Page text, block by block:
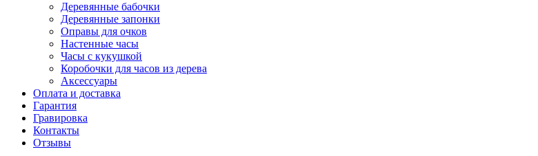
Деревянные бабочки
Деревянные запонки
Оправы для очков
Настенные часы
Часы с кукушкой
Коробочки для часов из дерева
Аксессуары
Оплата и доставка
Гарантия
Гравировка
Контакты
Отзывы